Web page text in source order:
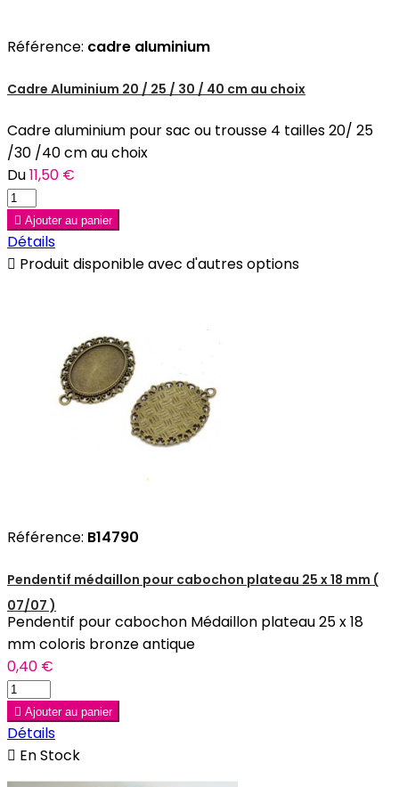
Référence: cadre aluminium
Cadre Aluminium 20 / 25 / 30 / 40 cm au choix
Cadre aluminium pour sac ou trousse 4 tailles 20/ 25
/30 /40 cm au choix
Du11,50 €
 Ajouter au panier
Détails
 Produit disponible avec d'autres options
Référence: B14790
Pendentif médaillon pour cabochon plateau 25 x 18 mm (
07/07 )
Pendentif pour cabochon Médaillon plateau 25 x 18
mm coloris bronze antique
0,40 €
 Ajouter au panier
Détails
 En Stock